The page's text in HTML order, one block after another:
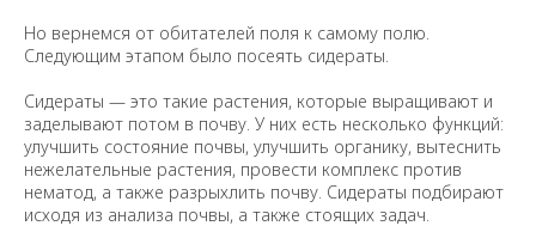
Но вернемся от обитателей поля к самому полю.
Следующим этапом было посеять сидераты.
Сидераты — это такие растения, которые выращивают и
заделывают потом в почву. У них есть несколько функций:
улучшить состояние почвы, улучшить органику, вытеснить
нежелательные растения, провести комплекс против
нематод, а также разрыхлить почву. Сидераты подбирают
исходя из анализа почвы, а также стоящих задач.